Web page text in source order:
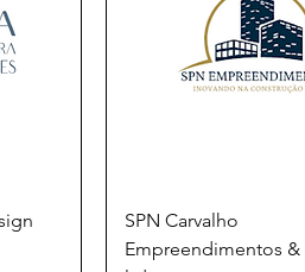
SPN Carvalho
Empreendimentos &